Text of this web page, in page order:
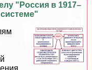
"Россия в 1917–
системе"